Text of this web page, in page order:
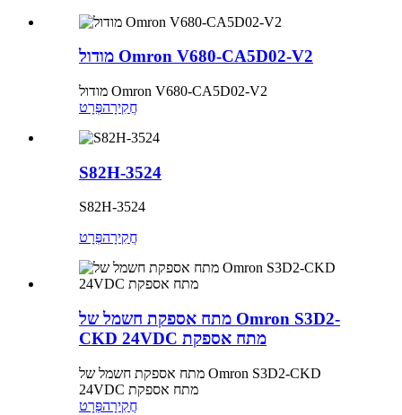
מודול Omron V680-CA5D02-V2
מודול Omron V680-CA5D02-V2
חֲקִירָהפְּרָט
S82H-3524
S82H-3524
חֲקִירָהפְּרָט
מתח אספקת חשמל של Omron S3D2-
CKD 24VDC מתח אספקת
מתח אספקת חשמל של Omron S3D2-CKD
24VDC מתח אספקת
חֲקִירָהפְּרָט